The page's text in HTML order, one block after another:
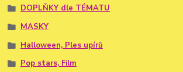
DOPLŇKY dle TÉMATU
MASKY
Halloween, Ples upírů
Pop stars, Film